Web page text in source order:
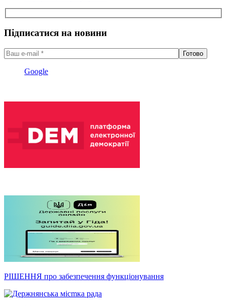
Підписатися на новини
Google
РІШЕННЯ про забезпечення функціонування